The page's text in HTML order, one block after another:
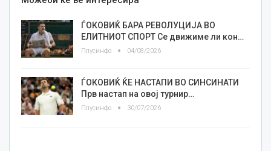
ЃОКОВИЌ БАРА РЕВОЛУЦИЈА ВО
ЕЛИТНИОТ СПОРТ Се движиме ли кон…
Плусинфо 04/08/2026
ЃОКОВИЌ ЌЕ НАСТАПИ ВО СИНСИНАТИ
Прв настап на овој турнир…
Плусинфо 30/07/2026